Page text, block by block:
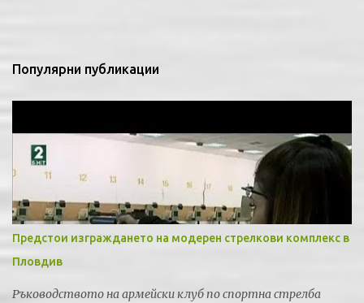
Популярни публикации
Предстои изграждането на модерен стрелкови комплекс в
Пловдив
Ръководството на армейски клуб по спортна стрелба